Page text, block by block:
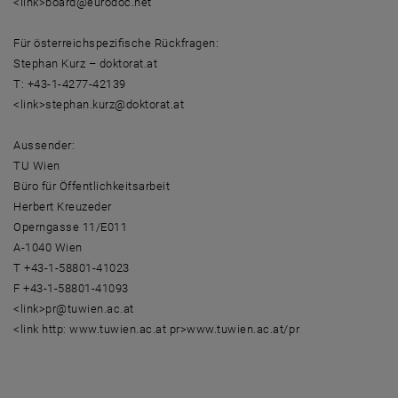
Für österreichspezifische Rückfragen:
Stephan Kurz – doktorat.at
T: +43-1-4277-42139
<link>stephan.kurz@doktorat.at
Aussender:
TU Wien
Büro für Öffentlichkeitsarbeit
Herbert Kreuzeder
Operngasse 11/E011
A-1040 Wien
T +43-1-58801-41023
F +43-1-58801-41093
<link>pr@tuwien.ac.at
<link http: www.tuwien.ac.at pr>www.tuwien.ac.at/pr